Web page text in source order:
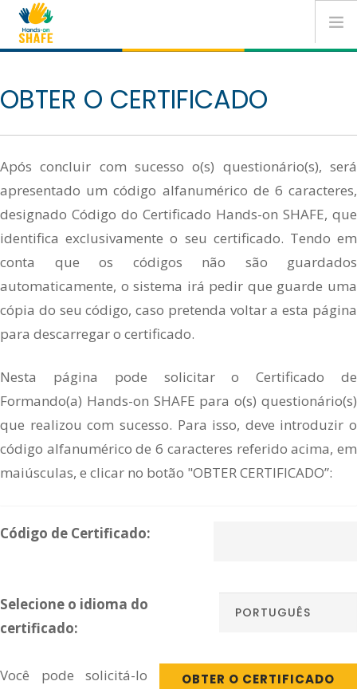
Please
note:
includes
an
system.
Passar para o conteúdo principal
CONHEÇA AS PERSONAS
MÓDULOS DE FORMAÇÃO
CERTIFICADOS
NOTÍCIAS E EVENTOS
CONTACTOS
OBTER O CERTIFICADO
Após concluir com sucesso o(s) questionário(s), será
apresentado um código alfanumérico de 6 caracteres,
designado Código do Certificado Hands-on SHAFE, que
identifica exclusivamente o seu certificado. Tendo em
conta que os códigos não são guardados
automaticamente, o sistema irá pedir que guarde uma
cópia do seu código, caso pretenda voltar a esta página
para descarregar o certificado.
Nesta página pode solicitar o Certificado de
Formando(a) Hands-on SHAFE para o(s) questionário(s)
que realizou com sucesso. Para isso, deve introduzir o
código alfanumérico de 6 caracteres referido acima, em
maiúsculas, e clicar no botão "OBTER CERTIFICADO”:
Código de Certificado:
Selecione o idioma do
certificado:
Você pode solicitá-lo
OBTER O CERTIFICADO